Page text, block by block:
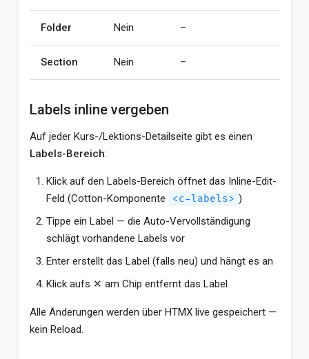
Folder Nein –
Section Nein –
Labels inline vergeben
Auf jeder Kurs-/Lektions-Detailseite gibt es einen
Labels-Bereich:
Klick auf den Labels-Bereich öffnet das Inline-Edit-
Feld (Cotton-Komponente
<c-labels> )
Tippe ein Label — die Auto-Vervollständigung
schlägt vorhandene Labels vor
Enter erstellt das Label (falls neu) und hängt es an
Klick aufs ✕ am Chip entfernt das Label
Alle Änderungen werden über HTMX live gespeichert —
kein Reload.